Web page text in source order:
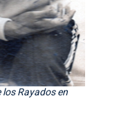
Rayados en